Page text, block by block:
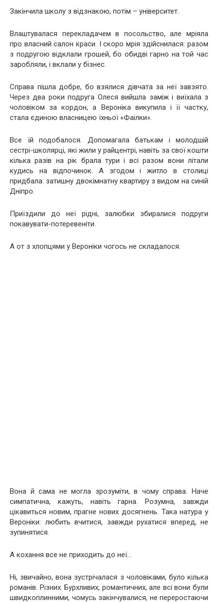
Закінчила школу з відзнакою, потім – університет.
Влаштувалася перекладачем в посольство, але мріяла
про власний салон краси. І скоро мрія здійснилася: разом
з подругою відклали грошей, бо обидві гарно на той час
заробляли, і вклали у бізнес.
Справа пішла добре, бо взялися дівчата за неї завзято.
Через два роки подруга Олеся вийшла заміж і виїхала з
чоловіком за кордон, а Вероніка викупила і її частку,
стала єдиною власницею їхньої «Фаілки».
Все їй подобалося. Допомагала батькам і молодшій
сестрі-школярці, які жили у райцентрі, навіть за свої кошти
кілька разів на рік брала тури і всі разом вони літали
кудись на відпочинок. А згодом і житло в столиці
придбала: затишну двокімнатну квартиру з видом на синій
Дніпро.
Приїздили до неї рідні, залюбки збиралися подруги
покавувати-потеревеніти.
А от з хлопцями у Вероніки чогось не складалося.
Вона й сама не могла зрозуміти, в чому справа. Наче
симпатична, кажуть, навіть гарна. Розумна, завжди
цікавиться новим, прагне нових досягнень. Така натура у
Вероніки: любить вчитися, завжди рухатися вперед, не
зупинятися.
А кохання все не приходить до неї…
Ні, звичайно, вона зустрічалася з чоловіками, було кілька
романів. Різних. Бурхливих, романтичних, але всі вони були
швидкоплинними, чомусь закінчувалися, не переростаючи